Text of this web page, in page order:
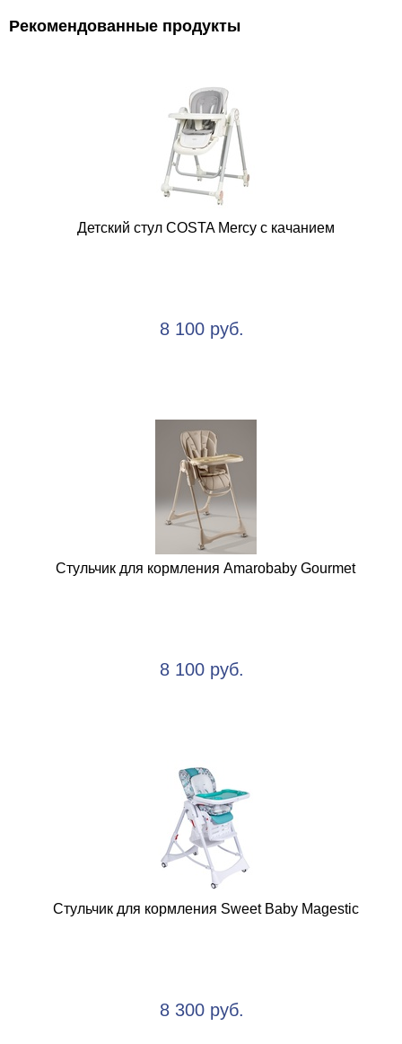
Рекомендованные продукты
Детский стул COSTA Mercy с качанием
8 100 руб.
Стульчик для кормления Amarobaby Gourmet
8 100 руб.
Стульчик для кормления Sweet Baby Magestic
8 300 руб.